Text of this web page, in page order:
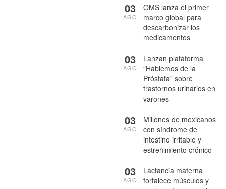
OMS lanza el primer
marco global para
descarbonizar los
medicamentos
03
AGO
Lanzan plataforma
“Hablemos de la
Próstata” sobre
trastornos urinarios en
varones
03
AGO
Millones de mexicanos
con síndrome de
intestino irritable y
estreñimiento crónico
03
AGO
Lactancia materna
fortalece músculos y
03
AGO